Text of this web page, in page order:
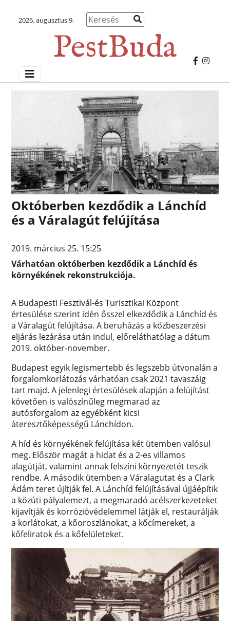
2026. augusztus 9.
Októberben kezdődik a Lánchíd
és a Váralagút felújítása
2019. március 25. 15:25
Várhatóan októberben kezdődik a Lánchíd és
környékének rekonstrukciója.
A Budapesti Fesztivál-és Turisztikai Központ
értesülése szerint idén ősszel elkezdődik a Lánchíd és
a Váralagút felújítása. A beruházás a közbeszerzési
eljárás lezárása után indul, előreláthatólag a dátum
2019. október-november.
Budapest egyik legismertebb és legszebb útvonalán a
forgalomkorlátozás várhatóan csak 2021 tavaszáig
tart majd. A jelenlegi értesülések alapján a felújítást
követően is valószínűleg megmarad az
autósforgalom az egyébként kicsi
áteresztőképességű Lánchídon.
A híd és környékének felújítása két ütemben valósul
meg. Először magát a hidat és a 2-es villamos
alagútját, valamint annak felszíni környezetét teszik
rendbe. A második ütemben a Váralagutat és a Clark
Ádám teret újítják fel. A Lánchíd felújításával újjáépítik
a közúti pályalemezt, a megmaradó acélszerkezeteket
kijavítják és korrózióvédelemmel látják el, restaurálják
a korlátokat, a kőoroszlánokat, a kőcímereket, a
kőfeliratok és a kőfelületeket.